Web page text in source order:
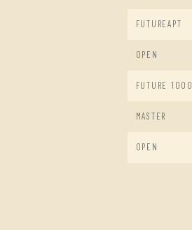
FUTUREAPT
OPEN
FUTURE 1000
MASTER
OPEN